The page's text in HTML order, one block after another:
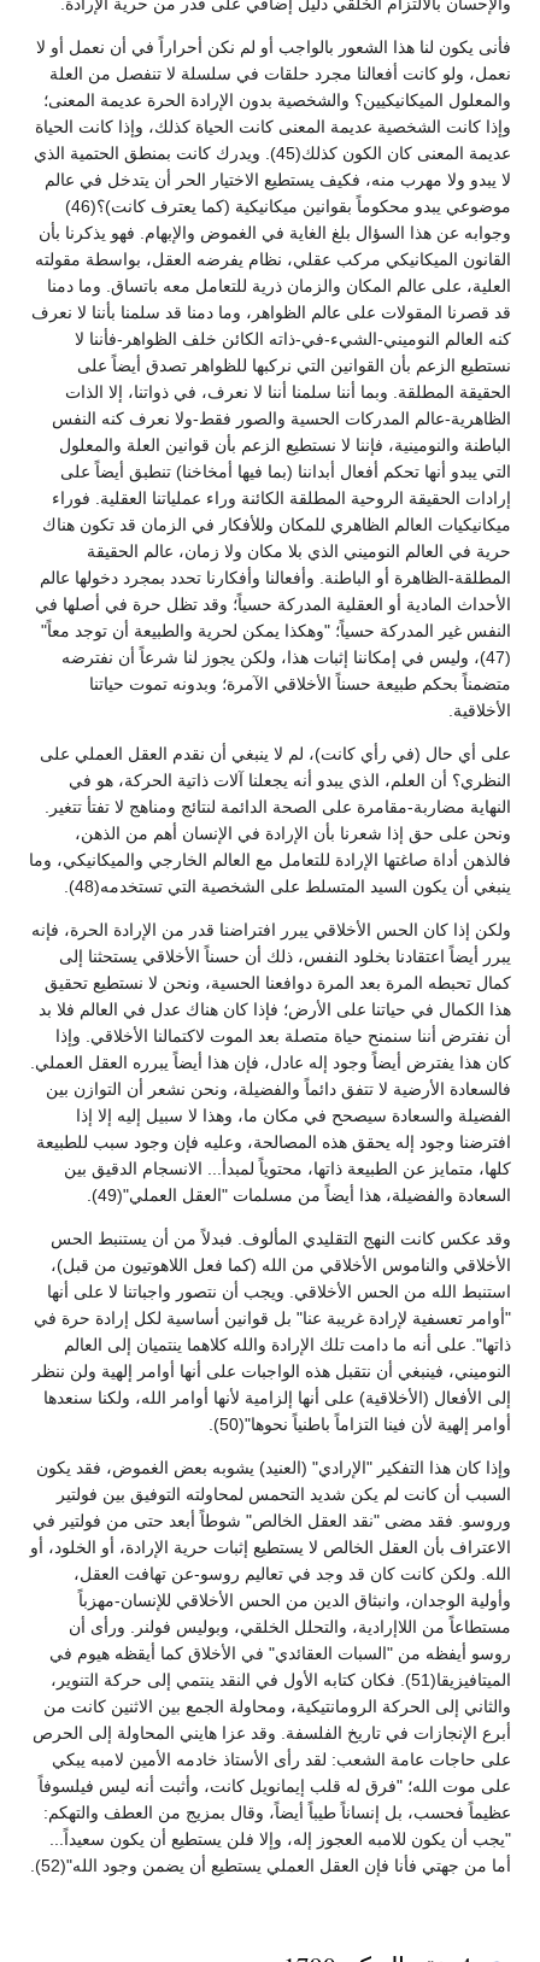
فأنى يكون لنا هذا الشعور بالواجب أو لم نكن أحراراً في أن نعمل أو لا
نعمل، ولو كانت أفعالنا مجرد حلقات في سلسلة لا تنفصل من العلة
والمعلول الميكانيكيين؟ والشخصية بدون الإرادة الحرة عديمة المعنى؛
وإذا كانت الشخصية عديمة المعنى كانت الحياة كذلك، وإذا كانت الحياة
عديمة المعنى كان الكون كذلك(45). ويدرك كانت بمنطق الحتمية الذي
لا يبدو ولا مهرب منه، فكيف يستطيع الاختيار الحر أن يتدخل في عالم
موضوعي يبدو محكوماً بقوانين ميكانيكية (كما يعترف كانت)؟(46)
وجوابه عن هذا السؤال بلغ الغاية في الغموض والإبهام. فهو يذكرنا بأن
القانون الميكانيكي مركب عقلي، نظام يفرضه العقل، بواسطة مقولته
العلية، على عالم المكان والزمان ذرية للتعامل معه باتساق. وما دمنا
قد قصرنا المقولات على عالم الظواهر، وما دمنا قد سلمنا بأننا لا نعرف
كنه العالم النوميني-الشيء-في-ذاته الكائن خلف الظواهر-فأننا لا
نستطيع الزعم بأن القوانين التي نركبها للظواهر تصدق أيضاً على
الحقيقة المطلقة. وبما أننا سلمنا أننا لا نعرف، في ذواتنا، إلا الذات
الظاهرية-عالم المدركات الحسية والصور فقط-ولا نعرف كنه النفس
الباطنة والنومينية، فإننا لا نستطيع الزعم بأن قوانين العلة والمعلول
التي يبدو أنها تحكم أفعال أبداننا (بما فيها أمخاخنا) تنطبق أيضاً على
إرادات الحقيقة الروحية المطلقة الكائنة وراء عملياتنا العقلية. فوراء
ميكانيكيات العالم الظاهري للمكان وللأفكار في الزمان قد تكون هناك
حرية في العالم النوميني الذي بلا مكان ولا زمان، عالم الحقيقة
المطلقة-الظاهرة أو الباطنة. وأفعالنا وأفكارنا تحدد بمجرد دخولها عالم
الأحداث المادية أو العقلية المدركة حسياً؛ وقد تظل حرة في أصلها في
النفس غير المدركة حسياً؛ "وهكذا يمكن لحرية والطبيعة أن توجد معاً"
(47)، وليس في إمكاننا إثبات هذا، ولكن يجوز لنا شرعاً أن نفترضه
متضمناً بحكم طبيعة حسناً الأخلاقي الآمرة؛ وبدونه تموت حياتنا
الأخلاقية.
على أي حال (في رأي كانت)، لم لا ينبغي أن نقدم العقل العملي على
النظري؟ أن العلم، الذي يبدو أنه يجعلنا آلات ذاتية الحركة، هو في
النهاية مضاربة-مقامرة على الصحة الدائمة لنتائج ومناهج لا تفتأ تتغير.
ونحن على حق إذا شعرنا بأن الإرادة في الإنسان أهم من الذهن،
فالذهن أداة صاغتها الإرادة للتعامل مع العالم الخارجي والميكانيكي، وما
ينبغي أن يكون السيد المتسلط على الشخصية التي تستخدمه(48).
ولكن إذا كان الحس الأخلاقي يبرر افتراضنا قدر من الإرادة الحرة، فإنه
يبرر أيضاً اعتقادنا بخلود النفس، ذلك أن حسناً الأخلاقي يستحثنا إلى
كمال تحبطه المرة بعد المرة دوافعنا الحسية، ونحن لا نستطيع تحقيق
هذا الكمال في حياتنا على الأرض؛ فإذا كان هناك عدل في العالم فلا بد
أن نفترض أننا سنمنح حياة متصلة بعد الموت لاكتمالنا الأخلاقي. وإذا
كان هذا يفترض أيضاً وجود إله عادل، فإن هذا أيضاً يبرره العقل العملي.
فالسعادة الأرضية لا تتفق دائماً والفضيلة، ونحن نشعر أن التوازن بين
الفضيلة والسعادة سيصحح في مكان ما، وهذا لا سبيل إليه إلا إذا
افترضنا وجود إله يحقق هذه المصالحة، وعليه فإن وجود سبب للطبيعة
كلها، متمايز عن الطبيعة ذاتها، محتوياً لمبدأ... الانسجام الدقيق بين
السعادة والفضيلة، هذا أيضاً من مسلمات "العقل العملي"(49).
وقد عكس كانت النهج التقليدي المألوف. فبدلاً من أن يستنبط الحس
الأخلاقي والناموس الأخلاقي من الله (كما فعل اللاهوتيون من قبل)،
استنبط الله من الحس الأخلاقي. ويجب أن نتصور واجباتنا لا على أنها
"أوامر تعسفية لإرادة غريبة عنا" بل قوانين أساسية لكل إرادة حرة في
ذاتها". على أنه ما دامت تلك الإرادة والله كلاهما ينتميان إلى العالم
النوميني، فينبغي أن نتقبل هذه الواجبات على أنها أوامر إلهية ولن ننظر
إلى الأفعال (الأخلاقية) على أنها إلزامية لأنها أوامر الله، ولكنا سنعدها
أوامر إلهية لأن فينا التزاماً باطنياً نحوها"(50).
وإذا كان هذا التفكير "الإرادي" (العنيد) يشوبه بعض الغموض، فقد يكون
السبب أن كانت لم يكن شديد التحمس لمحاولته التوفيق بين فولتير
وروسو. فقد مضى "نقد العقل الخالص" شوطاً أبعد حتى من فولتير في
الاعتراف بأن العقل الخالص لا يستطيع إثبات حرية الإرادة، أو الخلود، أو
الله. ولكن كانت كان قد وجد في تعاليم روسو-عن تهافت العقل،
وأولية الوجدان، وانبثاق الدين من الحس الأخلاقي للإنسان-مهزباً
مستطاعاً من اللاإرادية، والتحلل الخلقي، وبوليس فولنر. ورأى أن
روسو أيفظه من "السبات العقائدي" في الأخلاق كما أيقظه هيوم في
الميتافيزيقا(51). فكان كتابه الأول في النقد ينتمي إلى حركة التنوير،
والثاني إلى الحركة الرومانتيكية، ومحاولة الجمع بين الاثنين كانت من
أبرع الإنجازات في تاريخ الفلسفة. وقد عزا هايني المحاولة إلى الحرص
على حاجات عامة الشعب: لقد رأى الأستاذ خادمه الأمين لامبه يبكي
على موت الله؛ "فرق له قلب إيمانويل كانت، وأثبت أنه ليس فيلسوفاً
عظيماً فحسب، بل إنساناً طيباً أيضاً، وقال بمزيج من العطف والتهكم:
"يجب أن يكون للامبه العجوز إله، وإلا فلن يستطيع أن يكون سعيداً...
أما من جهتي فأنا فإن العقل العملي يستطيع أن يضمن وجود الله"(52).